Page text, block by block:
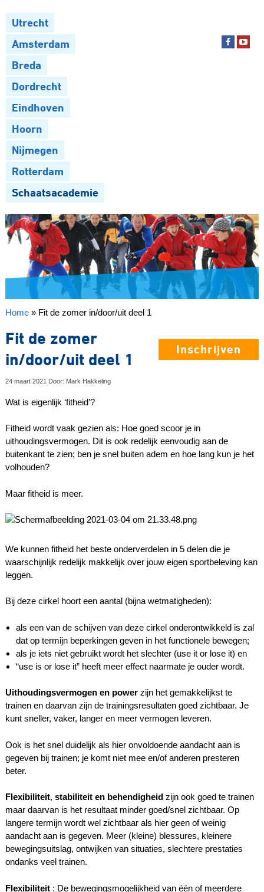
Utrecht
Amsterdam
Breda
Dordrecht
Eindhoven
Hoorn
Nijmegen
Rotterdam
Schaatsacademie
Home» Fit de zomer in/door/uit deel 1
Inschrijven
Fit de zomer
in/door/uit deel 1
24 maart 2021 Door: Mark Hakkeling
Wat is eigenlijk ‘fitheid’?
Fitheid wordt vaak gezien als: Hoe goed scoor je in
uithoudingsvermogen. Dit is ook redelijk eenvoudig aan de
buitenkant te zien; ben je snel buiten adem en hoe lang kun je het
volhouden?
Maar fitheid is meer.
We kunnen fitheid het beste onderverdelen in 5 delen die je
waarschijnlijk redelijk makkelijk over jouw eigen sportbeleving kan
leggen.
Bij deze cirkel hoort een aantal (bijna wetmatigheden):
als een van de schijven van deze cirkel onderontwikkeld is zal
dat op termijn beperkingen geven in het functionele bewegen;
als je iets niet gebruikt wordt het slechter (use it or lose it) en
“use is or lose it” heeft meer effect naarmate je ouder wordt.
Uithoudingsvermogen en powerzijn het gemakkelijkst te
trainen en daarvan zijn de trainingsresultaten goed zichtbaar. Je
kunt sneller, vaker, langer en meer vermogen leveren.
Ook is het snel duidelijk als hier onvoldoende aandacht aan is
gegeven bij trainen; je komt niet mee en/of anderen presteren
beter.
Flexibiliteit, stabiliteit en behendigheid zijn ook goed te trainen
maar daarvan is het resultaat minder goed/snel zichtbaar. Op
langere termijn wordt wel zichtbaar als hier geen of weinig
aandacht aan is gegeven. Meer (kleine) blessures, kleinere
bewegingsuitslag, ontwijken van situaties, slechtere prestaties
ondanks veel trainen.
Flexibiliteit: De bewegingsmogelijkheid van één of meerdere